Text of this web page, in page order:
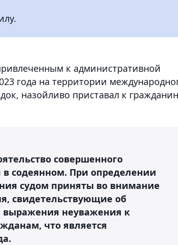
к административной
года на территории
назойливо приставал к
совершенного
содеянном. При определении
судом приняты во внимание
свидетельствующие об
выражения неуважения к
что является